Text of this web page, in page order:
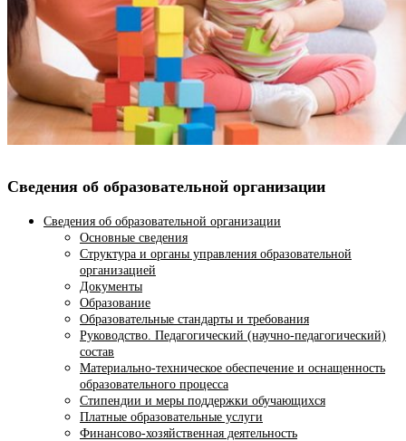
Сведения об образовательной организации
Сведения об образовательной организации
Основные сведения
Структура и органы управления образовательной
организацией
Документы
Образование
Образовательные стандарты и требования
Руководство. Педагогический (научно-педагогический)
состав
Материально-техническое обеспечение и оснащенность
образовательного процесса
Стипендии и меры поддержки обучающихся
Платные образовательные услуги
Финансово-хозяйственная деятельность